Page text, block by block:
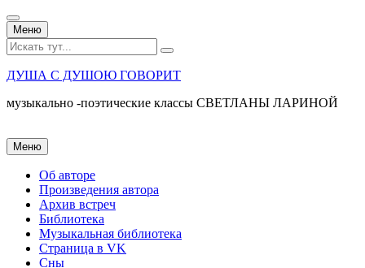
Меню Перейти
к
содержанию
Искать:
ДУША С ДУШОЮ ГОВОРИТ
музыкально -поэтические классы СВЕТЛАНЫ ЛАРИНОЙ
Меню Перейти
к
содержанию
Об авторе
Произведения автора
Архив встреч
Библиотека
Музыкальная библиотека
Страница в VK
Сны